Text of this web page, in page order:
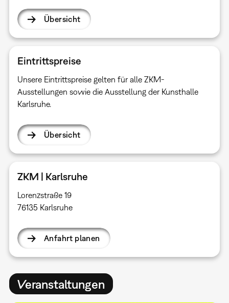
Übersicht
Eintrittspreise
Unsere Eintrittspreise gelten für alle ZKM-
Ausstellungen sowie die Ausstellung der Kunsthalle
Karlsruhe.
Übersicht
ZKM | Karlsruhe
Lorenzstraße 19
76135 Karlsruhe
Anfahrt planen
Veranstaltungen